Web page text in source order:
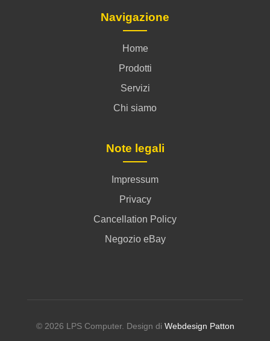
Navigazione
Home
Prodotti
Servizi
Chi siamo
Note legali
Impressum
Privacy
Cancellation Policy
Negozio eBay
© 2026 LPS Computer. Design di Webdesign Patton